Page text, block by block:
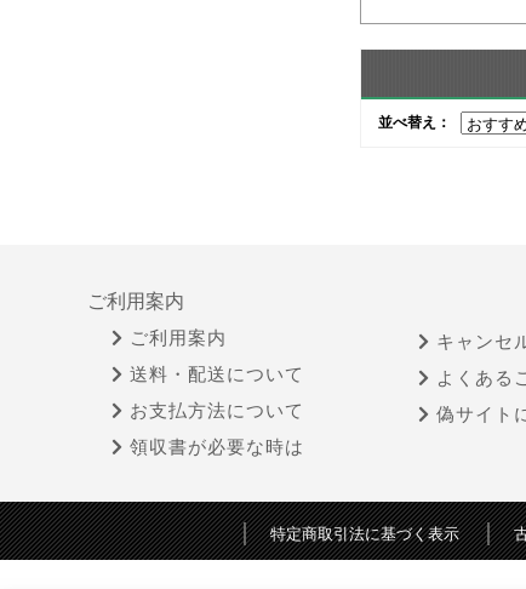
並べ替え：
ご利用案内
ご利用案内
送料・配送について
お支払方法について
領収書が必要な時は
キャンセ
よくある
偽サイト
特定商取引法に基づく表示